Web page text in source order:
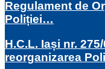
Regulament de
Poliției…
H.C.L. Iași nr.
reorganizarea